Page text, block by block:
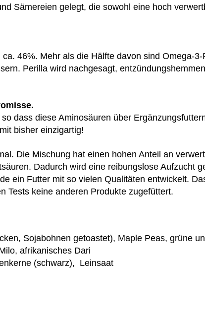
Sämereien gelegt, die sowohl eine hoch
46%. Mehr als die Hälfte davon sind Omega-
Perilla wird nachgesagt,
dass diese Aminosäuren über
bisher einzigartig!
Die Mischung hat einen hohen Anteil an
Dadurch wird eine reibungslose Aufzucht
ein Futter mit so vielen Qualitäten entwickelt.
Tests keine anderen Produkte zugefüttert.
Sojabohnen getoastet), Maple Peas, grüne
afrikanisches Dari
(schwarz), Leinsaat